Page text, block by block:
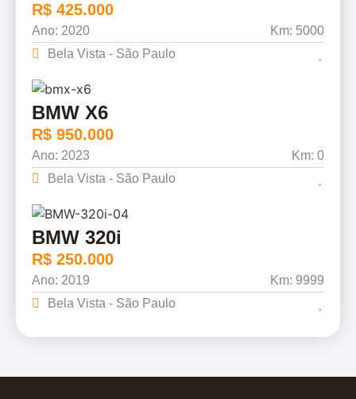
R$ 425.000
Ano: 2020
Km: 5000
Bela Vista - São Paulo
BMW X6
R$ 950.000
Ano: 2023
Km: 0
Bela Vista - São Paulo
BMW 320i
R$ 250.000
Ano: 2019
Km: 9999
Bela Vista - São Paulo